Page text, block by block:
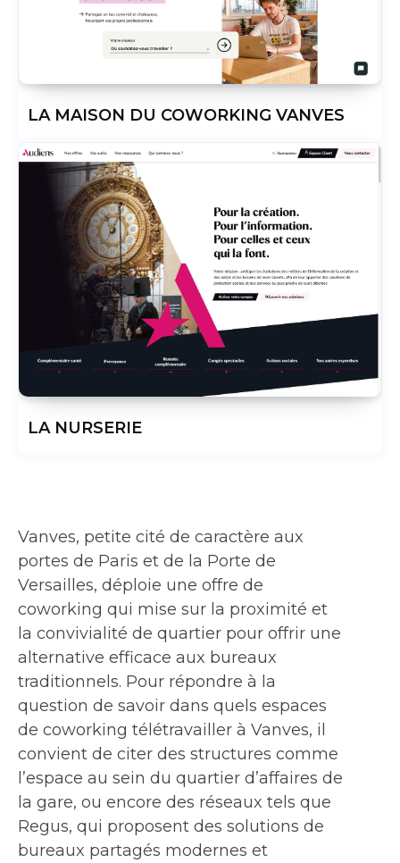
LA MAISON DU COWORKING VANVES
LA NURSERIE
Vanves, petite cité de caractère aux
portes de Paris et de la Porte de
Versailles, déploie une offre de
coworking qui mise sur la proximité et
la convivialité de quartier pour offrir une
alternative efficace aux bureaux
traditionnels. Pour répondre à la
question de savoir dans quels espaces
de coworking télétravailler à Vanves, il
convient de citer des structures comme
l’espace au sein du quartier d’affaires de
la gare, ou encore des réseaux tels que
Regus, qui proposent des solutions de
bureaux partagés modernes et